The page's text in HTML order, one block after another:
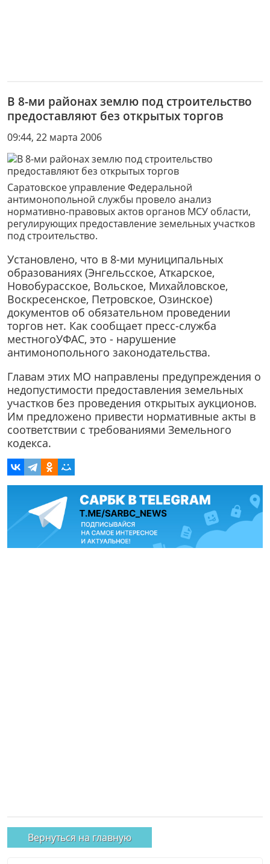
В 8-ми районах землю под строительство
предоставляют без открытых торгов
09:44, 22 марта 2006
Саратовское управление Федеральной
антимонопольной службы провело анализ
нормативно-правовых актов органов МСУ области,
регулирующих предоставление земельных участков
под строительство.
Установлено, что в 8-ми муниципальных
образованиях (Энгельсское, Аткарское,
Новобурасское, Вольское, Михайловское,
Воскресенское, Петровское, Озинское)
документов об обязательном проведении
торгов нет. Как сообщает пресс-служба
местногоУФАС, это - нарушение
антимонопольного законодательства.
Главам этих МО направлены предупреждения о
недопустимости предоставления земельных
участков без проведения открытых аукционов.
Им предложено привести нормативные акты в
соответствии с требованиями Земельного
кодекса.
Вернуться на главную